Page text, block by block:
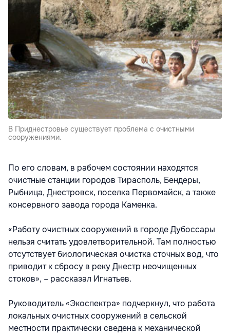
В Приднестровье существует проблема с очистными
сооружениями.
По его словам, в рабочем состоянии находятся
очистные станции городов Тирасполь, Бендеры,
Рыбница, Днестровск, поселка Первомайск, а также
консервного завода города Каменка.
«Работу очистных сооружений в городе Дубоссары
нельзя считать удовлетворительной. Там полностью
отсутствует биологическая очистка сточных вод, что
приводит к сбросу в реку Днестр неочищенных
стоков», – рассказал Игнатьев.
Руководитель «Экоспектра» подчеркнул, что работа
локальных очистных сооружений в сельской
местности практически сведена к механической